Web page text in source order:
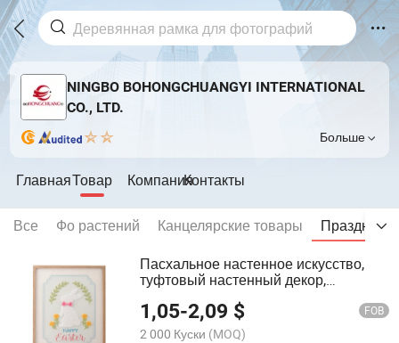
NINGBO BOHONGCHUANGYI INTERNATIONAL
CO., LTD.
Больше
ГлавнаяТовар КомпанияКонтакты
Все Фо растений Канцелярские товары
Праздник
Пасхальное настенное искусство,
туфтовый настенный декор,
1,05-2,09 $ FOB
2 000 Куски (MOQ)